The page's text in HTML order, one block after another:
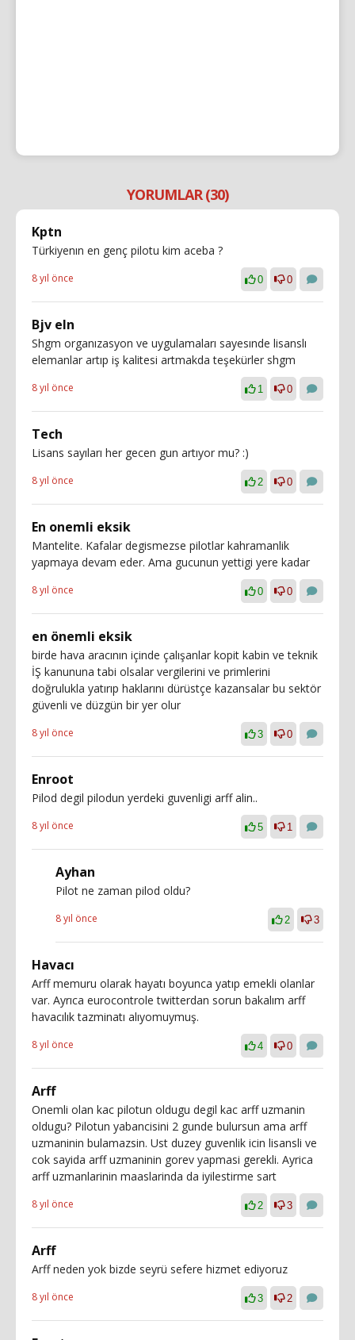
YORUMLAR (30)
Kptn
Türkiyenın en genç pilotu kim aceba ?
8 yıl önce 0 0
Bjv eln
Shgm organızasyon ve uygulamaları sayesınde lisanslı
elemanlar artıp iş kalitesi artmakda teşekürler shgm
8 yıl önce 1 0
Tech
Lisans sayıları her gecen gun artıyor mu? :)
8 yıl önce 2 0
En onemli eksik
Mantelite. Kafalar degismezse pilotlar kahramanlik
yapmaya devam eder. Ama gucunun yettigi yere kadar
8 yıl önce 0 0
en önemli eksik
birde hava aracının içinde çalışanlar kopit kabin ve teknik
İŞ kanununa tabi olsalar vergilerini ve primlerini
doğrulukla yatırıp haklarını dürüstçe kazansalar bu sektör
güvenli ve düzgün bir yer olur
8 yıl önce 3 0
Enroot
Pilod degil pilodun yerdeki guvenligi arff alin..
8 yıl önce 5 1
Ayhan
Pilot ne zaman pilod oldu?
8 yıl önce 2 3
Havacı
Arff memuru olarak hayatı boyunca yatıp emekli olanlar
var. Ayrıca eurocontrole twitterdan sorun bakalım arff
havacılık tazminatı alıyomuymuş.
8 yıl önce 4 0
Arff
Onemli olan kac pilotun oldugu degil kac arff uzmanin
oldugu? Pilotun yabancisini 2 gunde bulursun ama arff
uzmaninin bulamazsin. Ust duzey guvenlik icin lisansli ve
cok sayida arff uzmaninin gorev yapmasi gerekli. Ayrica
arff uzmanlarinin maaslarinda da iyilestirme sart
8 yıl önce 2 3
Arff
Arff neden yok bizde seyrü sefere hizmet ediyoruz
8 yıl önce 3 2